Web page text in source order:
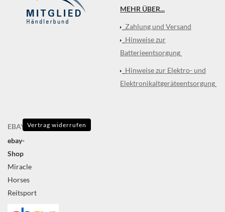
MEHR ÜBER...
Zahlung und Versand
Hinweise zur
Batterieentsorgung
Hinweise zur Elektro- und
Elektronikaltgeräteentsorgung
EBAY
ebay-
Shop
Miracle
Horses
Reitsport
Vertrag widerrufen